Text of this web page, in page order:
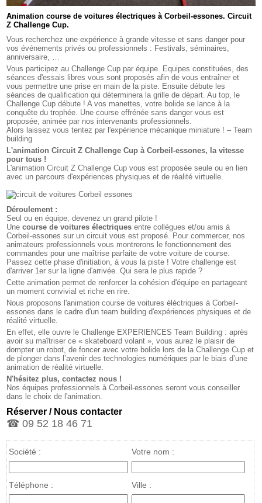
Animation course de voitures électriques à Corbeil-essones. Circuit
Z Challenge Cup.
Vous recherchez une expérience à grande vitesse et sans danger pour
vos événements privés ou professionnels : Festivals, séminaires,
anniversaire, …
Vous participez au Challenge Cup par équipe. Equipes constituées, des
séances d'essais libres vous sont proposés afin de vous entraîner et
vous permettre une prise en main de la piste. Ensuite débute les
séances de qualification qui déterminera la grille de départ. Au top, le
Challenge Cup débute ! A vos manettes, votre bolide se lance à la
conquête du trophée. Une course effrénée sans danger vous est
proposée, animée par nos intervenants professionnels.
Alors laissez vous tentez par l'expérience mécanique miniature ! – Team
building
L'animation Circuit Z Challenge Cup à Corbeil-essones, la vitesse
pour tous !
L'animation Circuit Z Challenge Cup vous est proposée seule ou en lien
avec un parcours d'expériences physiques et de réalité virtuelle.
Déroulement :
Seul ou en équipe, devenez un grand pilote !
Unecourse de voitures électriques entre collègues et/ou amis à
Corbeil-essones sur un circuit vous est proposé. Pour commercer, nos
animateurs professionnels vous montrerons le fonctionnement des
commandes pour une maîtrise parfaite de votre voiture de course.
Passez cette phase d'initiation, à vous la piste ! Votre challenge est
d'arriver 1er sur la ligne d'arrivée. Qui sera le plus rapide ?
Cette animation permet de renforcer la cohésion d'équipe en partageant
un moment convivial et riche en rire.
Nous proposons l'animation course de voitures éléctriques à Corbeil-
essones dans le cadre d'un team building d'expériences physiques et de
réalité virtuelle.
En effet, elle ouvre le Challenge EXPERIENCES Team Building : après
avoir su maîtriser ce « skateboard volant », vous aurez le plaisir de
dompter un robot, de foncer avec votre bolide lors de la Challenge Cup et
de plonger dans l’avenir des technologies numériques par le biais d’une
animation de réalité virtuelle.
N'hésitez plus, contactez nous !
Nos équipes professionnels à Corbeil-essones seront vous conseiller
dans le choix de l'animation.
Réserver / Nous contacter
☎ 09 52 18 46 71
Société : Votre nom :
Téléphone : Ville :